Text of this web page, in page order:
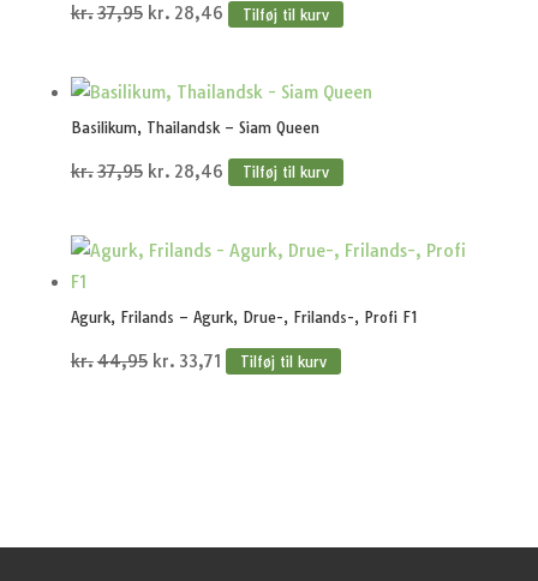
kr.37,95 Den
var:
kr.37,95.
kr. 28,46Den
kr.28,46.
Tilføj til kurv
Basilikum, Thailandsk – Siam Queen
kr.37,95 Den
var:
kr. 28,46Den
er:
Tilføj til kurv
Agurk, Frilands – Agurk, Drue-, Frilands-, Profi F1
kr.44,95 Den
kr. 33,71DenTilføj til kurv